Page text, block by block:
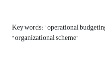
Key words: "operational
"organizational scheme"